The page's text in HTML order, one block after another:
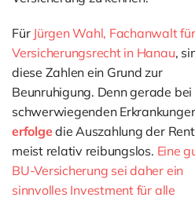
Für Jürgen Wahl, Fachanwalt für
Versicherungsrecht in Hanau,
diese Zahlen ein Grund zur
Beunruhigung. Denn gerade bei
schwerwiegenden
erfolge die Auszahlung der
meist relativ reibungslos. Eine
BU-Versicherung sei daher ein
sinnvolles Investment für alle